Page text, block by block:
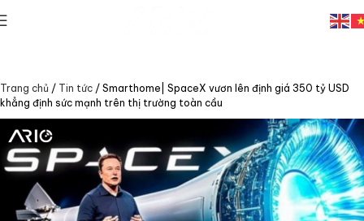
Trang chủ / Tin tức / Smarthome| SpaceX vươn lên định giá 350 tỷ USD
khẳng định sức mạnh trên thị trường toàn cầu